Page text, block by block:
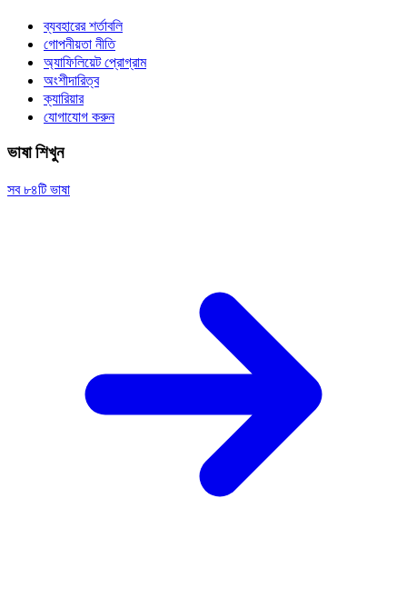
ব্যবহারের শর্তাবলি
গোপনীয়তা নীতি
অ্যাফিলিয়েট প্রোগ্রাম
অংশীদারিত্ব
ক্যারিয়ার
যোগাযোগ করুন
ভাষা শিখুন
সব ৮৪টি ভাষা